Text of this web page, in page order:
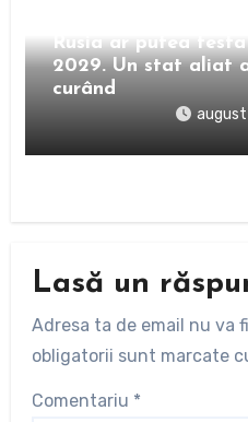
Rusia ar putea
2029. Un stat aliat
curând
Lasă un
Adresa ta de email nu va
obligatorii sunt marcate
Comentariu *